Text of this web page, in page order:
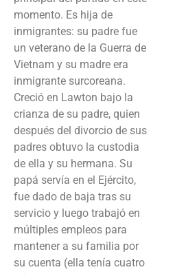
momento. Es hija de
inmigrantes: su padre fue
un veterano de la Guerra de
Vietnam y su madre era
inmigrante surcoreana.
Creció en Lawton bajo la
crianza de su padre, quien
después del divorcio de sus
padres obtuvo la custodia
de ella y su hermana. Su
papá servía en el Ejército,
fue dado de baja tras su
servicio y luego trabajó en
múltiples empleos para
mantener a su familia por
su cuenta (ella tenía cuatro